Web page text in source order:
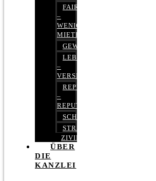
FAIRMIETEN
–
WENIGER
MIETE
GEWERBERECHT
LEBENSVERSICHERUNG
–
VERSICHERUNGSRECHT
REPUTATIONSRECHT
–
REPUTATIONSMANAGEMENT
SCHUFARECHT
STRAFRECHT
ZIVILRECHT
ÜBER
DIE
KANZLEI